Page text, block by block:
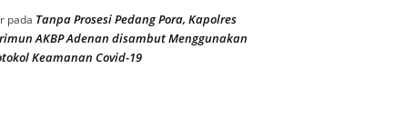
pada Tanpa Prosesi Pedang Pora, Kapolres
AKBP Adenan disambut Menggunakan
Keamanan Covid-19